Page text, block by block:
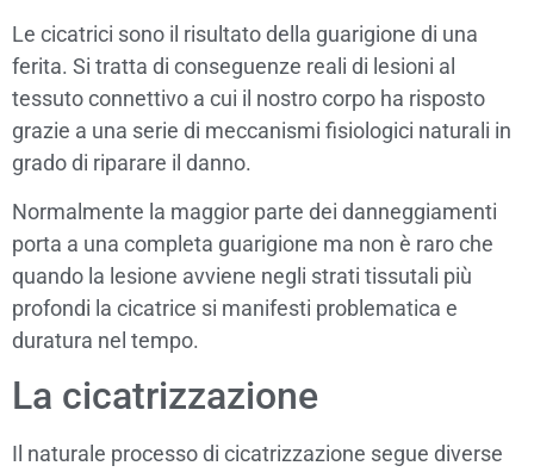
Le cicatrici sono il risultato della guarigione di una
ferita. Si tratta di conseguenze reali di lesioni al
tessuto connettivo a cui il nostro corpo ha risposto
grazie a una serie di meccanismi fisiologici naturali in
grado di riparare il danno.
Normalmente la maggior parte dei danneggiamenti
porta a una completa guarigione ma non è raro che
quando la lesione avviene negli strati tissutali più
profondi la cicatrice si manifesti problematica e
duratura nel tempo.
La cicatrizzazione
Il naturale processo di cicatrizzazione segue diverse